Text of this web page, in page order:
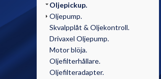
Oljepickup.
Oljepump.
Skvalpplåt & Oljekontroll.
Drivaxel Oljepump.
Motor blöja.
Oljefilterhållare.
Oljefilteradapter.